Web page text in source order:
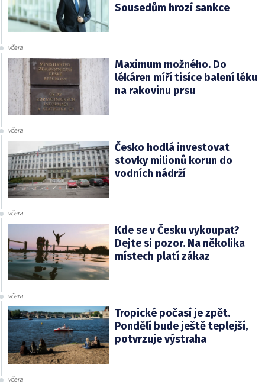
Sousedům hrozí sankce
včera
Maximum možného. Do
lékáren míří tisíce balení léku
na rakovinu prsu
včera
Česko hodlá investovat
stovky milionů korun do
vodních nádrží
včera
Kde se v Česku vykoupat?
Dejte si pozor. Na několika
místech platí zákaz
včera
Tropické počasí je zpět.
Pondělí bude ještě teplejší,
potvrzuje výstraha
včera